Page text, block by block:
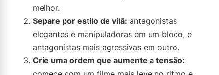
melhor.
Separe por estilo de vilã: antagonistas
elegantes e manipuladoras em um bloco, e
antagonistas mais agressivas em outro.
Crie uma ordem que aumente a tensão: